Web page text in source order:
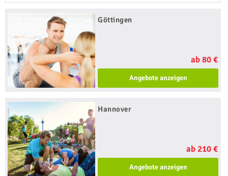
Göttingen
ab 80 €
Angebote anzeigen
Hannover
ab 210 €
Angebote anzeigen